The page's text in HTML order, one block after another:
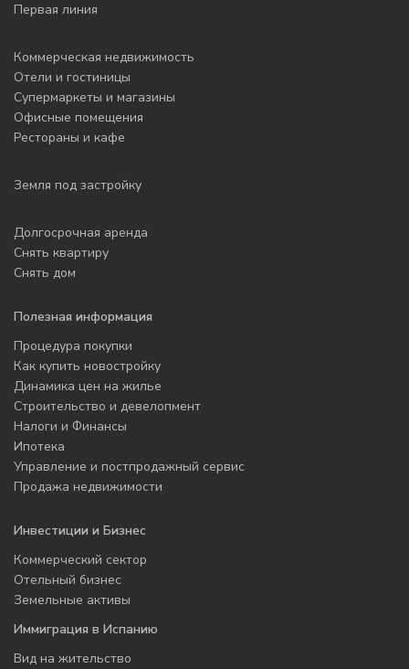
Первая линия
Коммерческая недвижимость
Отели и гостиницы
Супермаркеты и магазины
Офисные помещения
Рестораны и кафе
Земля под застройку
Долгосрочная аренда
Снять квартиру
Снять дом
Полезная информация
Процедура покупки
Как купить новостройку
Динамика цен на жилье
Строительство и девелопмент
Налоги и Финансы
Ипотека
Управление и постпродажный сервис
Продажа недвижимости
Инвестиции и Бизнес
Коммерческий сектор
Отельный бизнес
Земельные активы
Иммиграция в Испанию
Вид на жительство